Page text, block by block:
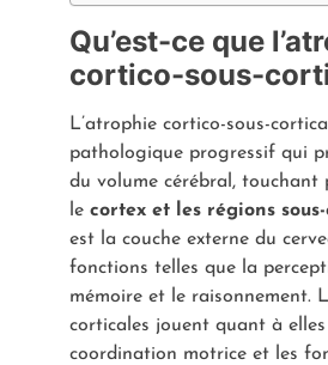
Qu’est-ce que
cortico-sous-
L’atrophie cortico-sous-
pathologique progressif qui
du volume cérébral, touchant
le cortex et les régions
est la couche externe du
fonctions telles que la
mémoire et le raisonnement.
corticales jouent quant à
coordination motrice et les